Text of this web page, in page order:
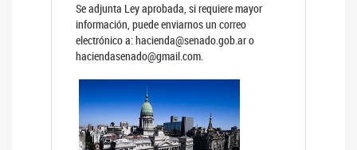
Se adjunta Ley aprobada, si requiere mayor
información, puede enviarnos un correo
electrónico a: hacienda@senado.gob.ar o
haciendasenado@gmail.com.